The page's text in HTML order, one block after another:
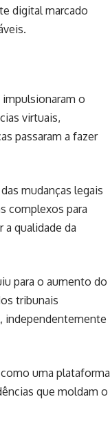
digital marcado
o
virtuais,
passaram a fazer
mudanças legais
complexos para
a qualidade da
para o aumento do
tribunais
independentemente
uma plataforma
que moldam o